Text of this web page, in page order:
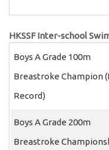
HKSSF Inter-school
Boys A Grade 100m
Breastroke Champion
Record)
Boys A Grade 200m
Breastroke